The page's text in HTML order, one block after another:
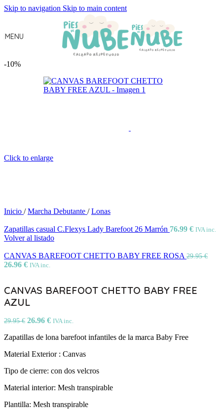
Skip to navigation Skip to main content
MENU
-10%
Click to enlarge
Inicio / Marcha Debutante / Lonas
Zapatillas casual C.Flexys Lady Barefoot 26 Marrón 76.99 € IVA inc.
Volver al listado
CANVAS BAREFOOT CHETTO BABY FREE ROSA 29.95€
26.96 € IVA inc.
CANVAS BAREFOOT CHETTO BABY FREE
AZUL
29.95€ 26.96 € IVA inc.
Zapatillas de lona barefoot infantiles de la marca Baby Free
Material Exterior : Canvas
Tipo de cierre: con dos velcros
Material interior: Mesh transpirable
Plantilla: Mesh transpirable